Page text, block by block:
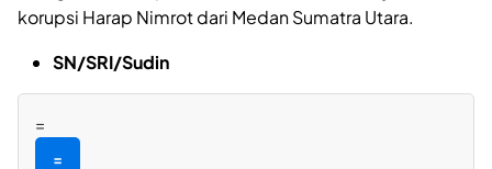
korupsi Harap Nimrot dari Medan Sumatra Utara.
SN/SRI/Sudin
=
=